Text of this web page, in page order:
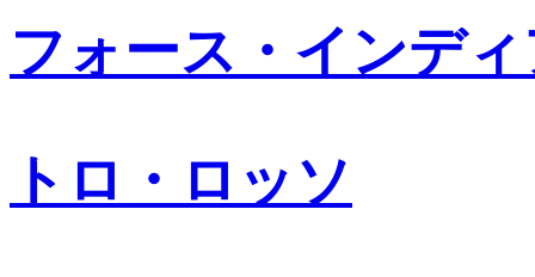
フォース・インデ
トロ・ロッソ